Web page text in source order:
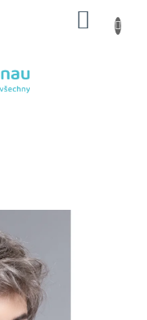
KOŠÍK